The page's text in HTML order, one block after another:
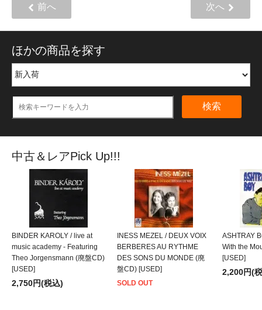
前へ 次へ
ほかの商品を探す
検索
中古＆レアPick Up!!!
BINDER KAROLY / live at
music academy - Featuring
Theo Jorgensmann (廃盤CD)
[USED]
2,750円(税込)
INESS MEZEL / DEUX VOIX
BERBERES AU RYTHME
DES SONS DU MONDE (廃
盤CD) [USED]
SOLD OUT
ASHTRAY
With the
[USED]
2,200円(